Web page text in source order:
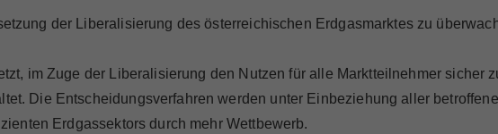
der Liberalisierung des österreichischen Erdgasmarktes zu
im Zuge der Liberalisierung den Nutzen für alle Marktteilnehmer sicher
Die Entscheidungsverfahren werden unter Einbeziehung aller
Erdgassektors durch mehr Wettbewerb.